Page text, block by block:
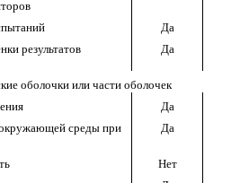
Да
результатов
Да
оболочки или части оболочек
Да
среды при
Да
Нет